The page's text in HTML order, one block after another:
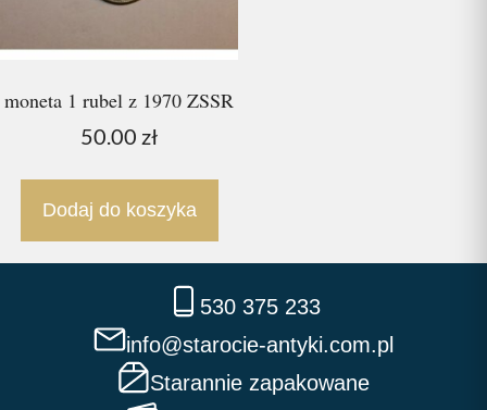
moneta 1 rubel z 1970 ZSSR
50.00 zł
Dodaj do koszyka
530 375 233
info@starocie-antyki.com.pl
Starannie zapakowane